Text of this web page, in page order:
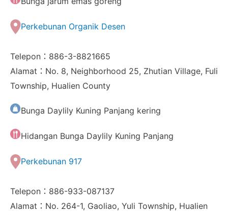
Perkebunan Organik Desen
Telepon：886-3-8821665
Alamat：No. 8, Neighborhood 25, Zhutian Village, Fuli
Township, Hualien County
Bunga Daylily Kuning Panjang kering
Hidangan Bunga Daylily Kuning Panjang
Perkebunan 917
Telepon：886-933-087137
Alamat：No. 264-1, Gaoliao, Yuli Township, Hualien